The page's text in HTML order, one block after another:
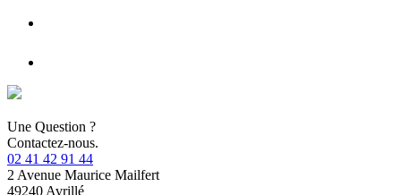
Une Question ?
Contactez-nous.
02 41 42 91 44
2 Avenue Maurice Mailfert
49240 Avrillé